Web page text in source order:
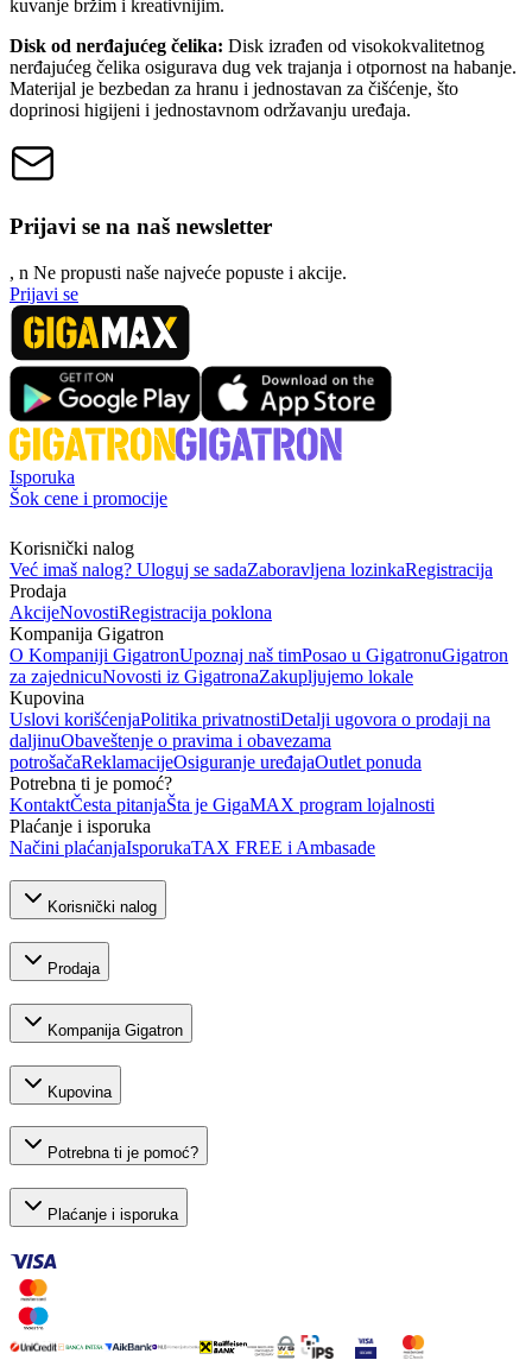
kuvanje bržim i kreativnijim.
Disk od nerđajućeg čelika: Disk izrađen od visokokvalitetnog
nerđajućeg čelika osigurava dug vek trajanja i otpornost na habanje.
Materijal je bezbedan za hranu i jednostavan za čišćenje, što
doprinosi higijeni i jednostavnom održavanju uređaja.
Prijavi se na naš newsletter
, n Ne propusti naše najveće popuste i akcije.
Prijavi se
Isporuka
Šok cene i promocije
Korisnički nalog
Već imaš nalog? Uloguj se sadaZaboravljena lozinkaRegistracija
Prodaja
AkcijeNovostiRegistracija poklona
Kompanija Gigatron
O Kompaniji GigatronUpoznaj naš timPosao u GigatronuGigatron
za zajednicuNovosti iz GigatronaZakupljujemo lokale
Kupovina
Uslovi korišćenjaPolitika privatnostiDetalji ugovora o prodaji na
daljinuObaveštenje o pravima i obavezama
potrošačaReklamacijeOsiguranje uređajaOutlet ponuda
Potrebna ti je pomoć?
KontaktČesta pitanjaŠta je GigaMAX program lojalnosti
Plaćanje i isporuka
Načini plaćanjaIsporukaTAX FREE i Ambasade
Korisnički nalog
Prodaja
Kompanija Gigatron
Kupovina
Potrebna ti je pomoć?
Plaćanje i isporuka